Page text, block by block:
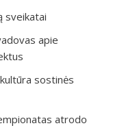
sveikatai
apie
sostinės
atrodo